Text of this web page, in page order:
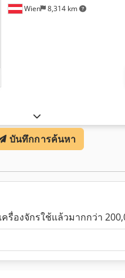
Wien 8,314 km
บันทึกการค้นหา
องจักรใช้แล้วมากกว่า